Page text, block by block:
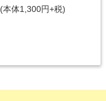
(本体1,300円+税)